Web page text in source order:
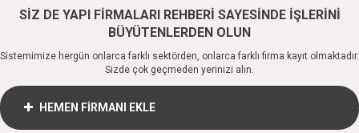
SİZ DE YAPI FİRMALARI REHBERİ SAYESİNDE İŞLERİNİ
BÜYÜTENLERDEN OLUN
Sistemimize hergün onlarca farklı sektörden, onlarca farklı firma kayıt olmaktadır.
Sizde çok geçmeden yerinizi alın.
HEMEN FİRMANI EKLE